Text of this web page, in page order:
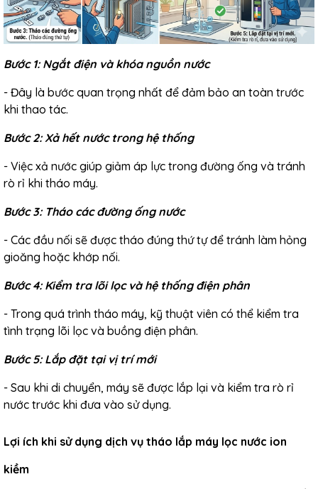
Bước 1: Ngắt điện và khóa nguồn nước
- Đây là bước quan trọng nhất để đảm bảo an toàn trước
khi thao tác.
Bước 2: Xả hết nước trong hệ thống
- Việc xả nước giúp giảm áp lực trong đường ống và tránh
rò rỉ khi tháo máy.
Bước 3: Tháo các đường ống nước
- Các đầu nối sẽ được tháo đúng thứ tự để tránh làm hỏng
gioăng hoặc khớp nối.
Bước 4: Kiểm tra lõi lọc và hệ thống điện phân
- Trong quá trình tháo máy, kỹ thuật viên có thể kiểm tra
tình trạng lõi lọc và buồng điện phân.
Bước 5: Lắp đặt tại vị trí mới
- Sau khi di chuyển, máy sẽ được lắp lại và kiểm tra rò rỉ
nước trước khi đưa vào sử dụng.
Lợi ích khi sử dụng dịch vụ tháo lắp máy lọc nước ion
kiềm